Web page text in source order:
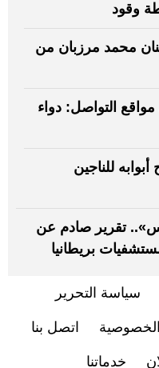
وقود
محمد مرزبان من
التواصل: دواء
للناجين
تقرير صادم عن
بريطانيا
سياسة التحرير
اتصل بنا
خدماتنا